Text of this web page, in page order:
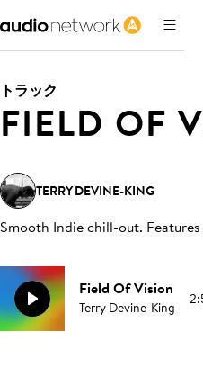
トラック
FIELD OF
TERRY DEVINE-KING
Smooth Indie chill-out.
Field Of Vision
Terry Devine-King